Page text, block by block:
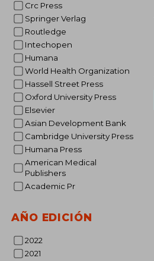
Crc Press
Springer Verlag
Routledge
Intechopen
Humana
World Health Organization
Hassell Street Press
Oxford University Press
Elsevier
Asian Development Bank
Cambridge University Press
Humana Press
American Medical
Publishers
Academic Pr
AÑO EDICIÓN
2022
2021